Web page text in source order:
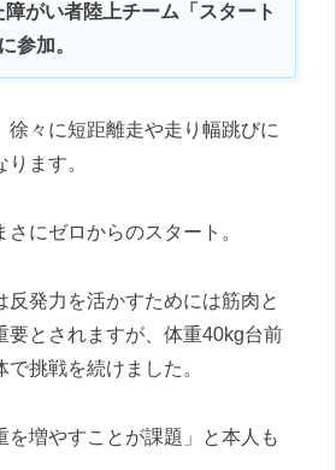
がい者陸上チーム「スタート
参加。
徐々に短距離走や走り幅跳びに
ます。
にゼロからのスタート。
反発力を活かすためには筋肉と
要とされますが、体重40kg台前
挑戦を続けました。
を増やすことが課題」と本人も